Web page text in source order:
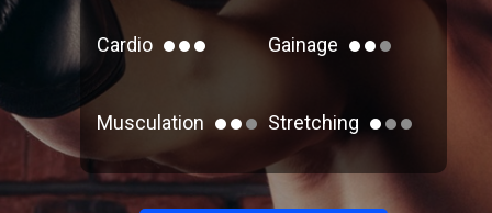
Cardio Gainage
Musculation Stretching